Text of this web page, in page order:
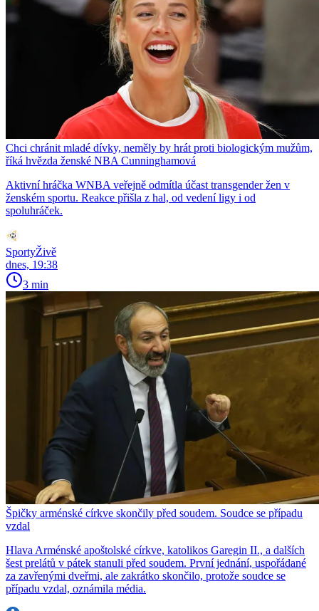
Chci chránit mladé dívky, neměly by hrát proti biologickým mužům,
říká hvězda ženské NBA Cunninghamová
Aktivní hráčka WNBA veřejně odmítla účast transgender žen v
ženském sportu. Reakce přišla z hal, od vedení ligy i od
spoluhráček.
SportyŽivě
dnes, 19:38
3 min
Špičky arménské církve skončily před soudem. Soudce se případu
vzdal
Hlava Arménské apoštolské církve, katolikos Garegin II., a dalších
šest prelátů v pátek stanuli před soudem. První jednání, uspořádané
za zavřenými dveřmi, ale zakrátko skončilo, protože soudce se
případu vzdal, oznámila média.